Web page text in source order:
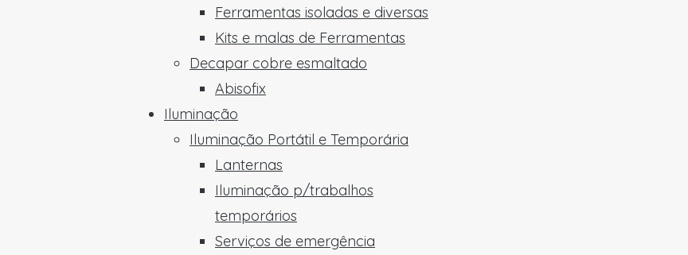
Ferramentas isoladas e diversas
Kits e malas de Ferramentas
Decapar cobre esmaltado
Abisofix
Iluminação
Iluminação Portátil e Temporária
Lanternas
Iluminação p/trabalhos
temporários
Serviços de emergência